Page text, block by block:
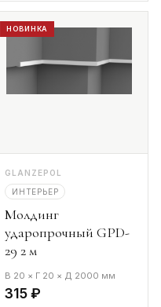
НОВИНКА
GLANZEPOL
ИНТЕРЬЕР
Молдинг
ударопрочный GPD-
29 2 м
В 20 × Г 20 × Д 2000 мм
315 ₽